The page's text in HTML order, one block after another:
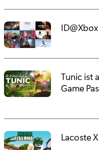
Tunic ist
Game
Lacoste